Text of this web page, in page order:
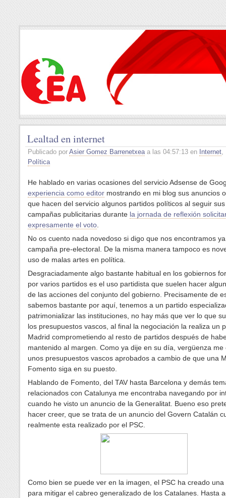
Lealtad en internet
Publicado por Asier Gomez Barrenetxeaa las 04:57:13 en Internet,
Política
He hablado en varias ocasiones del servicio Adsense de
experiencia como editor mostrando en mi blog sus anuncios
que hacen del servicio algunos partidos políticos al seguir sus
campañas publicitarias durante la jornada de reflexión
expresamente el voto
No os cuento nada novedoso si digo que nos encontramos
campaña pre-electoral. De la misma manera tampoco es
uso de malas artes en política.
Desgraciadamente algo bastante habitual en los gobiernos
por varios partidos es el uso partidista que suelen hacer
de las acciones del conjunto del gobierno. Precisamente de
sabemos bastante por aquí, tenemos a un partido
patrimonializar las instituciones, no hay más que ver lo que
los presupuestos vascos, al final la negociación la realiza un
Madrid comprometiendo al resto de partidos después de
mantenido al margen. Como ya dije en su día, vergüenza me
unos presupuestos vascos aprobados a cambio de que una
Fomento siga en su puesto.
Hablando de Fomento, del TAV hasta Barcelona y demás
relacionados con Catalunya me encontraba navegando por
cuando he visto un anuncio de la Generalitat. Bueno eso
hacer creer, que se trata de un anuncio del Govern Catalán
realmente esta realizado por el PSC.
Como bien se puede ver en la imagen, el PSC ha creado
para mitigar el cabreo generalizado de los Catalanes. Hasta